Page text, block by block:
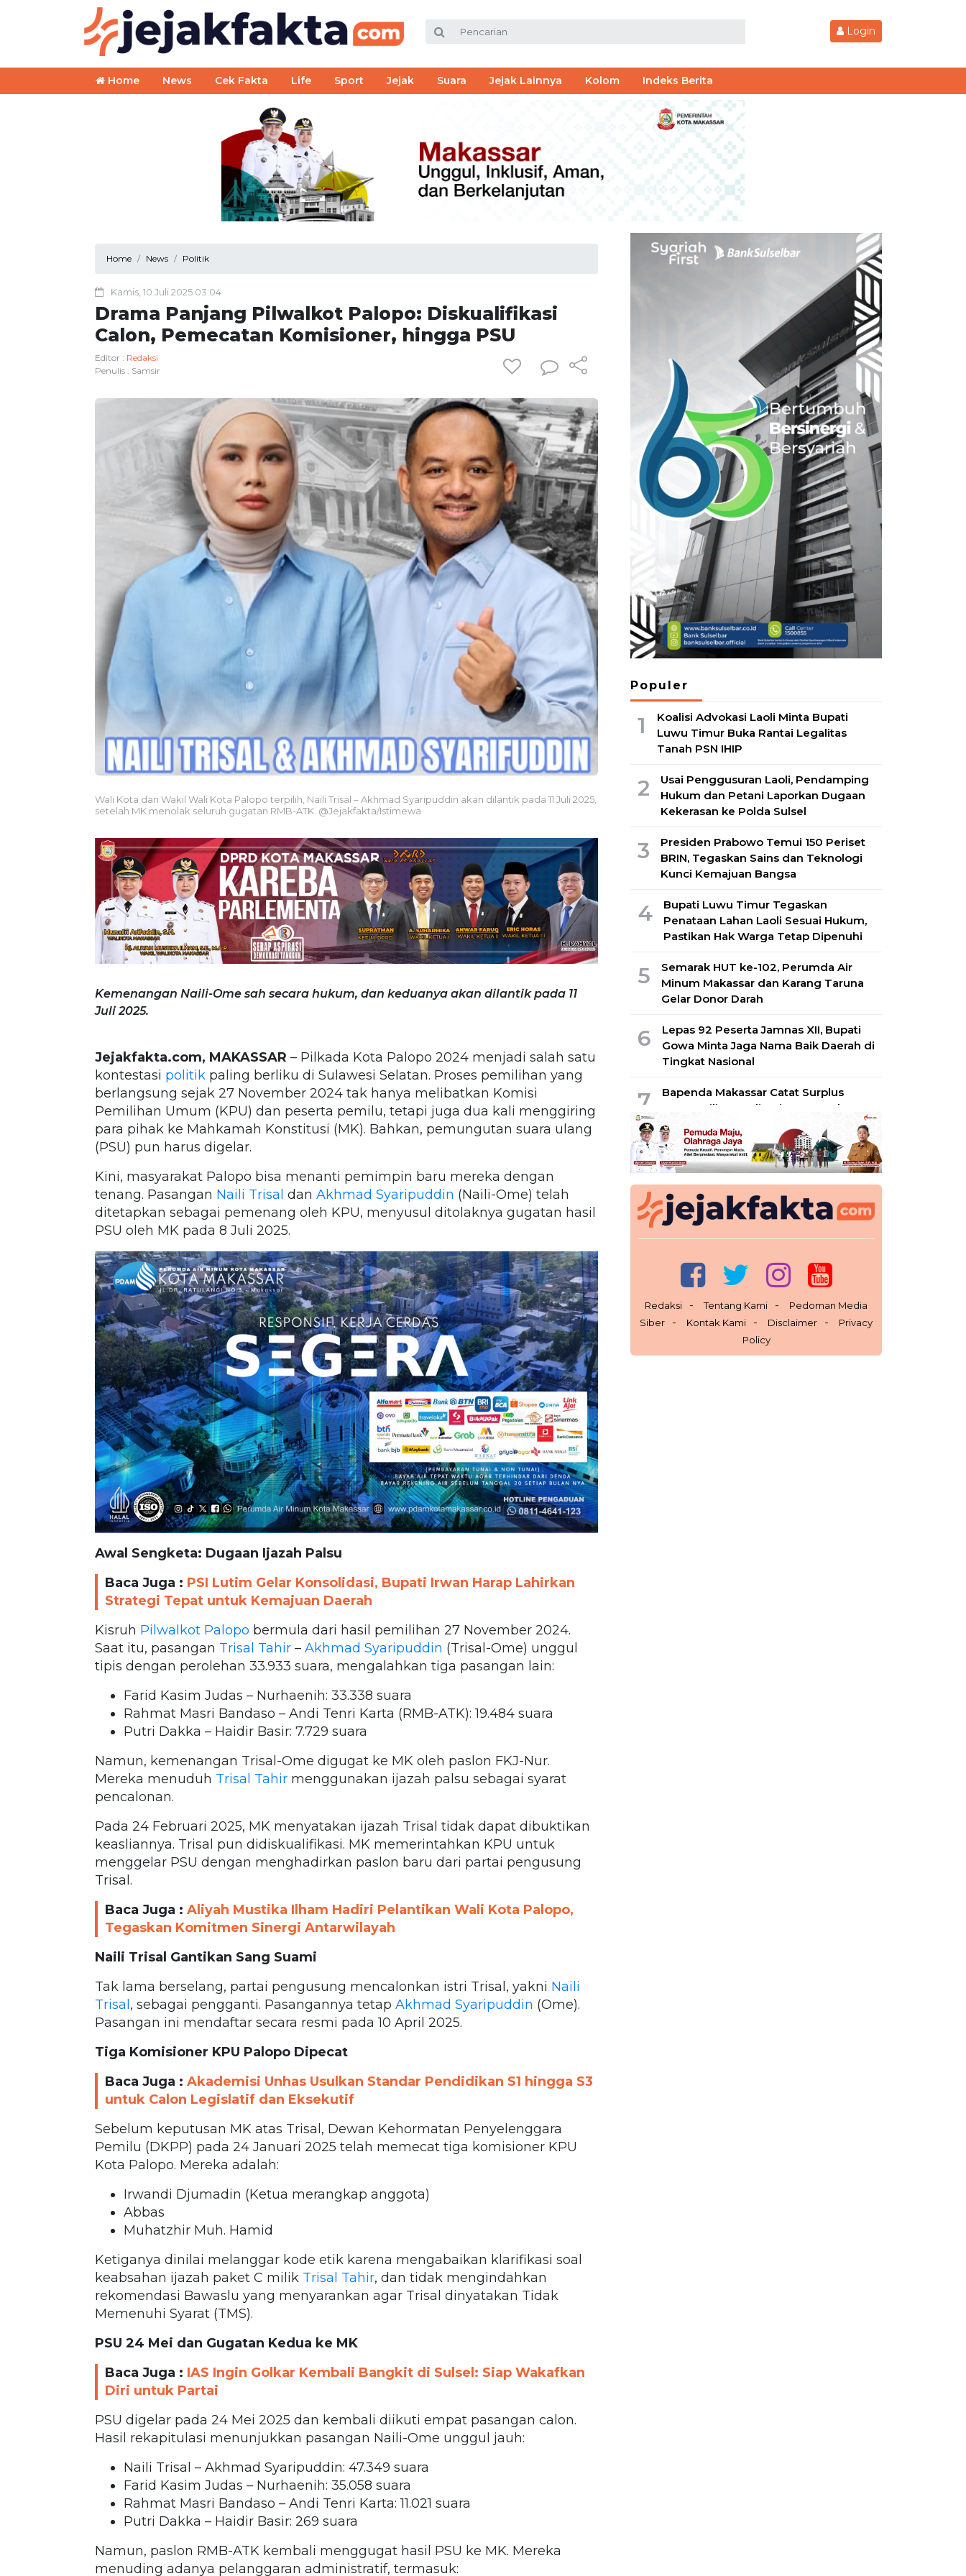
Login
Home News Cek Fakta Life Sport Jejak Suara Jejak Lainnya Kolom Indeks Berita
Home News Politik
Kamis, 10 Juli 2025 03:04
Drama Panjang Pilwalkot Palopo: Diskualifikasi
Calon, Pemecatan Komisioner, hingga PSU
Editor : Redaksi
Penulis : Samsir
Wali Kota dan Wakil Wali Kota Palopo terpilih, Naili Trisal – Akhmad Syaripuddin akan dilantik pada 11 Juli 2025,
setelah MK menolak seluruh gugatan RMB-ATK. @Jejakfakta/Istimewa
Kemenangan Naili-Ome sah secara hukum, dan keduanya akan dilantik pada 11
Juli 2025.
Jejakfakta.com, MAKASSAR – Pilkada Kota Palopo 2024 menjadi salah satu
kontestasi politik paling berliku di Sulawesi Selatan. Proses pemilihan yang
berlangsung sejak 27 November 2024 tak hanya melibatkan Komisi
Pemilihan Umum (KPU) dan peserta pemilu, tetapi juga dua kali menggiring
para pihak ke Mahkamah Konstitusi (MK). Bahkan, pemungutan suara ulang
(PSU) pun harus digelar.
Kini, masyarakat Palopo bisa menanti pemimpin baru mereka dengan
tenang. Pasangan Naili Trisal dan Akhmad Syaripuddin (Naili-Ome) telah
ditetapkan sebagai pemenang oleh KPU, menyusul ditolaknya gugatan hasil
PSU oleh MK pada 8 Juli 2025.
Awal Sengketa: Dugaan Ijazah Palsu
Baca Juga : PSI Lutim Gelar Konsolidasi, Bupati Irwan Harap Lahirkan
Strategi Tepat untuk Kemajuan Daerah
Kisruh Pilwalkot Palopo bermula dari hasil pemilihan 27 November 2024.
Saat itu, pasangan Trisal Tahir – Akhmad Syaripuddin (Trisal-Ome) unggul
tipis dengan perolehan 33.933 suara, mengalahkan tiga pasangan lain:
Farid Kasim Judas – Nurhaenih: 33.338 suara
Rahmat Masri Bandaso – Andi Tenri Karta (RMB-ATK): 19.484 suara
Putri Dakka – Haidir Basir: 7.729 suara
Namun, kemenangan Trisal-Ome digugat ke MK oleh paslon FKJ-Nur.
Mereka menuduh Trisal Tahir menggunakan ijazah palsu sebagai syarat
pencalonan.
Pada 24 Februari 2025, MK menyatakan ijazah Trisal tidak dapat dibuktikan
keasliannya. Trisal pun didiskualifikasi. MK memerintahkan KPU untuk
menggelar PSU dengan menghadirkan paslon baru dari partai pengusung
Trisal.
Baca Juga : Aliyah Mustika Ilham Hadiri Pelantikan Wali Kota Palopo,
Tegaskan Komitmen Sinergi Antarwilayah
Naili Trisal Gantikan Sang Suami
Tak lama berselang, partai pengusung mencalonkan istri Trisal, yakni Naili
Trisal , sebagai pengganti. Pasangannya tetap Akhmad Syaripuddin (Ome).
Pasangan ini mendaftar secara resmi pada 10 April 2025.
Tiga Komisioner KPU Palopo Dipecat
Baca Juga : Akademisi Unhas Usulkan Standar Pendidikan S1 hingga S3
untuk Calon Legislatif dan Eksekutif
Sebelum keputusan MK atas Trisal, Dewan Kehormatan Penyelenggara
Pemilu (DKPP) pada 24 Januari 2025 telah memecat tiga komisioner KPU
Kota Palopo. Mereka adalah:
Irwandi Djumadin (Ketua merangkap anggota)
Abbas
Muhatzhir Muh. Hamid
Ketiganya dinilai melanggar kode etik karena mengabaikan klarifikasi soal
keabsahan ijazah paket C milik Trisal Tahir, dan tidak mengindahkan
rekomendasi Bawaslu yang menyarankan agar Trisal dinyatakan Tidak
Memenuhi Syarat (TMS).
PSU 24 Mei dan Gugatan Kedua ke MK
Baca Juga : IAS Ingin Golkar Kembali Bangkit di Sulsel: Siap Wakafkan
Diri untuk Partai
PSU digelar pada 24 Mei 2025 dan kembali diikuti empat pasangan calon.
Hasil rekapitulasi menunjukkan pasangan Naili-Ome unggul jauh:
Naili Trisal – Akhmad Syaripuddin: 47.349 suara
Farid Kasim Judas – Nurhaenih: 35.058 suara
Rahmat Masri Bandaso – Andi Tenri Karta: 11.021 suara
Putri Dakka – Haidir Basir: 269 suara
Namun, paslon RMB-ATK kembali menggugat hasil PSU ke MK. Mereka
menuding adanya pelanggaran administratif, termasuk:
Populer
1
Koalisi Advokasi Laoli Minta Bupati
Luwu Timur Buka Rantai Legalitas
Tanah PSN IHIP
2
Usai Penggusuran Laoli, Pendamping
Hukum dan Petani Laporkan Dugaan
Kekerasan ke Polda Sulsel
3
Presiden Prabowo Temui 150 Periset
BRIN, Tegaskan Sains dan Teknologi
Kunci Kemajuan Bangsa
4
Bupati Luwu Timur Tegaskan
Penataan Lahan Laoli Sesuai Hukum,
Pastikan Hak Warga Tetap Dipenuhi
5
Semarak HUT ke-102, Perumda Air
Minum Makassar dan Karang Taruna
Gelar Donor Darah
6
Lepas 92 Peserta Jamnas XII, Bupati
Gowa Minta Jaga Nama Baik Daerah di
Tingkat Nasional
7
Bapenda Makassar Catat Surplus
Rp130 Miliar, Realisasi PAD Tembus
49 Persen
8
Wamenkes Apresiasi Capaian 100
Persen Desa Siaga TB di Pangkep,
Siap Jadi Percontohan Nasional
Redaksi Tentang Kami
Pedoman Media
Siber
Kontak Kami Disclaimer
Privacy
Policy